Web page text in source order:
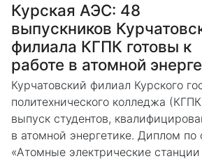
Курская АЭС: 48
выпускников
филиала КГПК готовы к
работе в атомной
Курчатовский филиал Курского
политехнического колледжа
выпуск студентов,
в атомной энергетике. Диплом по
«Атомные электрические